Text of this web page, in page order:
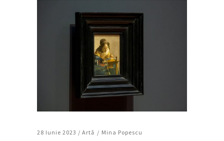
28 Iunie 2023 / Artǎ Mina Popescu